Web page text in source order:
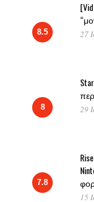
8.5 27
8 29
7.8
15